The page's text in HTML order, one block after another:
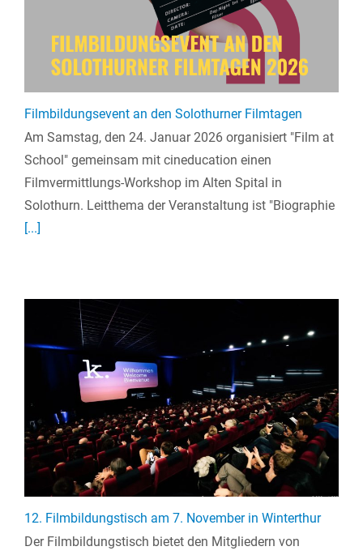
Filmbildungsevent an den Solothurner Filmtagen
Am Samstag, den 24. Januar 2026 organisiert "Film at
School" gemeinsam mit cineducation einen
Filmvermittlungs-Workshop im Alten Spital in
Solothurn. Leitthema der Veranstaltung ist "Biographie
[...]
12. Filmbildungstisch am 7. November in Winterthur
Der Filmbildungstisch bietet den Mitgliedern von